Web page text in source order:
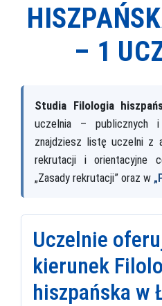
– 1
Studia Filologia
uczelnia – publicznych i
znajdziesz listę uczelni z
rekrutacji i orientacyjne
„Zasady rekrutacji” oraz w
Uczelnie
kierunek
hiszpańska w